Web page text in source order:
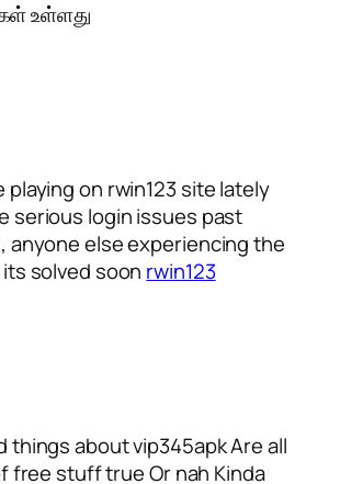
உள்ளது
playing on rwin123 site lately
serious login issues past
anyone else experiencing the
solved soon rwin123
things about vip345apk Are all
free stuff true Or nah Kinda